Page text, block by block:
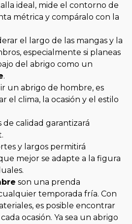
ideal, mide el contorno de
métrica y compáralo con la
el largo de las mangas y la
especialmente si planeas
del abrigo como un
.
un abrigo de hombre, es
el clima, la ocasión y el estilo
calidad garantizará
y largos permitirá
mejor se adapte a la figura
son una prenda
temporada fría. Con
es posible encontrar
ocasión. Ya sea un abrigo